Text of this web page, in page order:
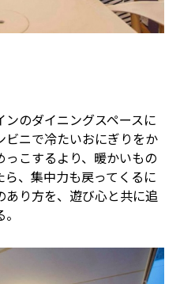
のダイニングスペースに
ニで冷たいおにぎりをか
こするより、暖かいもの
、集中力も戻ってくるに
り方を、遊び心と共に追